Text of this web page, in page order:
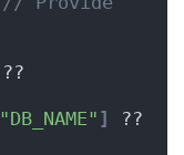
"DB_NAME" ]